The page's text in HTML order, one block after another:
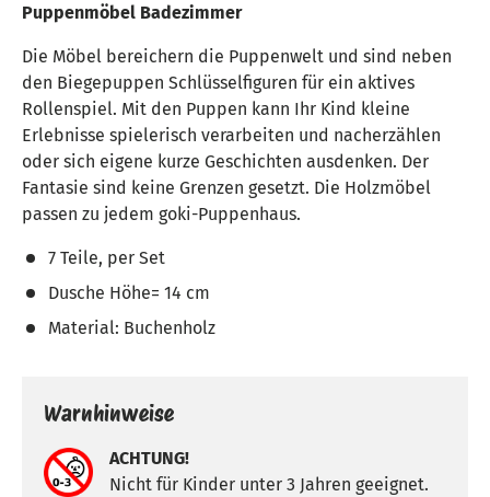
Puppenmöbel Badezimmer
Die Möbel bereichern die Puppenwelt und sind neben
den Biegepuppen Schlüsselfiguren für ein aktives
Rollenspiel. Mit den Puppen kann Ihr Kind kleine
Erlebnisse spielerisch verarbeiten und nacherzählen
oder sich eigene kurze Geschichten ausdenken. Der
Fantasie sind keine Grenzen gesetzt. Die Holzmöbel
passen zu jedem goki-Puppenhaus.
7 Teile, per Set
Dusche Höhe= 14 cm
Material: Buchenholz
Warnhinweise
ACHTUNG!
Nicht für Kinder unter 3 Jahren geeignet.